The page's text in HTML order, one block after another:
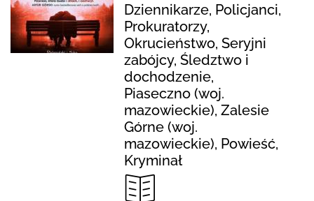
Dziennikarze, Policjanci,
Prokuratorzy,
Okrucieństwo, Seryjni
zabójcy, Śledztwo i
dochodzenie,
Piaseczno (woj.
mazowieckie), Zalesie
Górne (woj.
mazowieckie), Powieść,
Kryminał